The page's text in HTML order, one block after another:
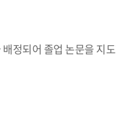
정되어 졸업 논문을 지